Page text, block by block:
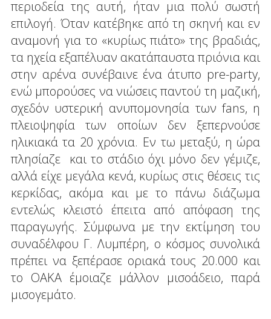
περιοδεία της αυτή, ήταν μια πολύ σωστή
επιλογή. Όταν κατέβηκε από τη σκηνή και εν
αναμονή για το «κυρίως πιάτο» της βραδιάς,
τα ηχεία εξαπέλυαν ακατάπαυστα πριόνια και
στην αρένα συνέβαινε ένα άτυπο pre-party,
ενώ μπορούσες να νιώσεις παντού τη μαζική,
σχεδόν υστερική ανυπομονησία των fans, η
πλειοψηφία των οποίων δεν ξεπερνούσε
ηλικιακά τα 20 χρόνια. Εν τω μεταξύ, η ώρα
πλησίαζε και το στάδιο όχι μόνο δεν γέμιζε,
αλλά είχε μεγάλα κενά, κυρίως στις θέσεις τις
κερκίδας, ακόμα και με το πάνω διάζωμα
εντελώς κλειστό έπειτα από απόφαση της
παραγωγής. Σύμφωνα με την εκτίμηση του
συναδέλφου Γ. Λυμπέρη, ο κόσμος συνολικά
πρέπει να ξεπέρασε οριακά τους 20.000 και
το ΟΑΚΑ έμοιαζε μάλλον μισοάδειο, παρά
μισογεμάτο.